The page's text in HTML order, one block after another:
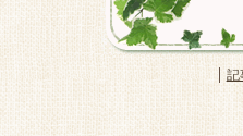
記